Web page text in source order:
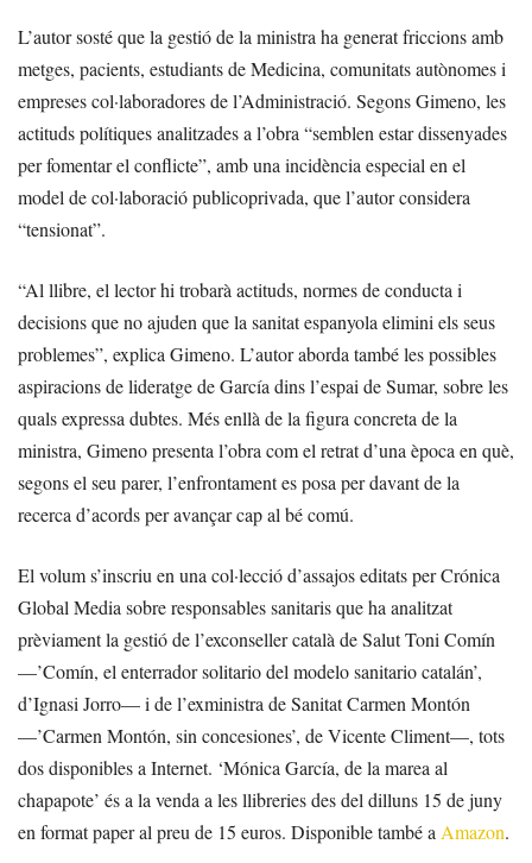
L’autor sosté que la gestió de la ministra ha generat friccions amb
metges, pacients, estudiants de Medicina, comunitats autònomes i
empreses col·laboradores de l’Administració. Segons Gimeno, les
actituds polítiques analitzades a l’obra “semblen estar dissenyades
per fomentar el conflicte”, amb una incidència especial en el
model de col·laboració publicoprivada, que l’autor considera
“tensionat”.
“Al llibre, el lector hi trobarà actituds, normes de conducta i
decisions que no ajuden que la sanitat espanyola elimini els seus
problemes”, explica Gimeno. L’autor aborda també les possibles
aspiracions de lideratge de García dins l’espai de Sumar, sobre les
quals expressa dubtes. Més enllà de la figura concreta de la
ministra, Gimeno presenta l’obra com el retrat d’una època en què,
segons el seu parer, l’enfrontament es posa per davant de la
recerca d’acords per avançar cap al bé comú.
El volum s’inscriu en una col·lecció d’assajos editats per Crónica
Global Media sobre responsables sanitaris que ha analitzat
prèviament la gestió de l’exconseller català de Salut Toni Comín
—’Comín, el enterrador solitario del modelo sanitario catalán’,
d’Ignasi Jorro— i de l’exministra de Sanitat Carmen Montón
—’Carmen Montón, sin concesiones’, de Vicente Climent—, tots
dos disponibles a Internet. ‘Mónica García, de la marea al
chapapote’ és a la venda a les llibreries des del dilluns 15 de juny
en format paper al preu de 15 euros. Disponible també aAmazon.